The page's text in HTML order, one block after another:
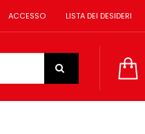
ACCESSO LISTA DEI DESIDERI